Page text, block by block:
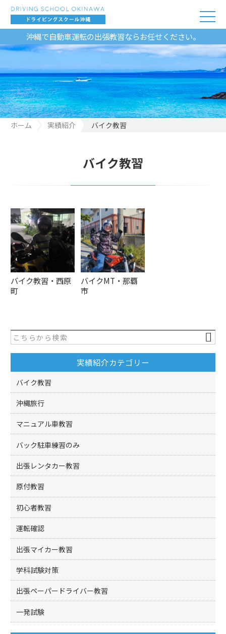
沖縄で自動車運転の出張教習ならお任せください。
ホーム 実績紹介 バイク教習
バイク教習
バイク教習・西原
町
バイクMT・那覇
市
実績紹介カテゴリー
バイク教習
沖縄旅行
マニュアル車教習
バック駐車練習のみ
出張レンタカー教習
原付教習
初心者教習
運転確認
出張マイカー教習
学科試験対策
出張ペーパードライバー教習
一発試験